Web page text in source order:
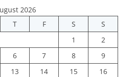
2026
T F S
S
1
2
6 7 8
9
13 14 15
16